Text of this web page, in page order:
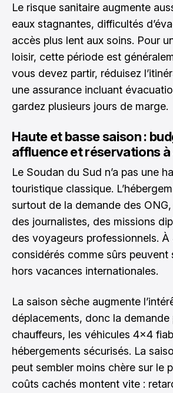
Le risque sanitaire augmente
eaux stagnantes, difficultés
accès plus lent aux soins. Pour
loisir, cette période est
vous devez partir, réduisez
une assurance incluant
gardez plusieurs jours de marge.
Haute et basse saison :
affluence et réservations à
Le Soudan du Sud n’a pas une
touristique classique.
surtout de la demande des
des journalistes, des missions
des voyageurs professionnels. À
considérés comme sûrs peuvent
hors vacances internationales.
La saison sèche augmente
déplacements, donc la demande
chauffeurs, les véhicules 4x4
hébergements sécurisés. La
peut sembler moins chère sur le
coûts cachés montent vite :